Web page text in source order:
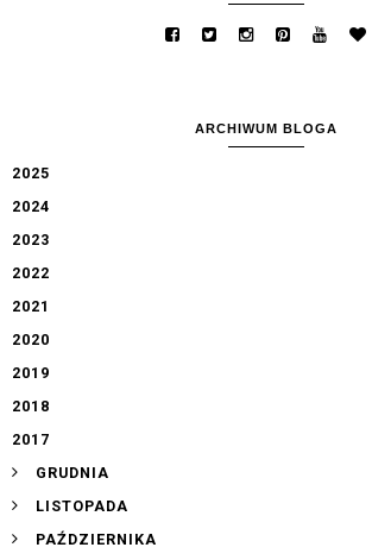
ARCHIWUM BLOGA
2025
2024
2023
2022
2021
2020
2019
2018
2017
► GRUDNIA
► LISTOPADA
► PAŹDZIERNIKA